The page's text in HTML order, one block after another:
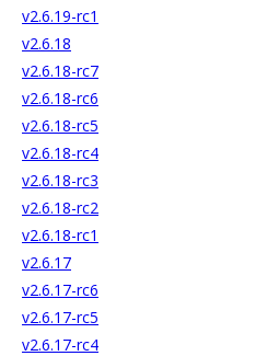
v2.6.19-rc1
v2.6.18
v2.6.18-rc7
v2.6.18-rc6
v2.6.18-rc5
v2.6.18-rc4
v2.6.18-rc3
v2.6.18-rc2
v2.6.18-rc1
v2.6.17
v2.6.17-rc6
v2.6.17-rc5
v2.6.17-rc4